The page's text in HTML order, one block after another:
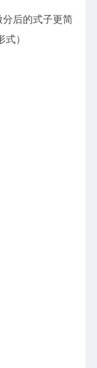
分后的式子更简
）